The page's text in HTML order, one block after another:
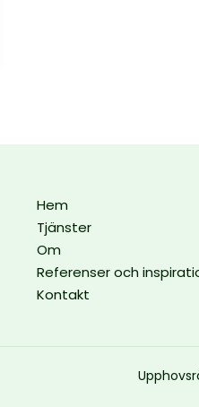
Hem
Tjänster
Om
Referenser och
Kontakt